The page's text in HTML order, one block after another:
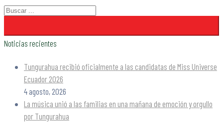
Noticias recientes
Tungurahua recibió oficialmente a las candidatas de Miss Universe
Ecuador 2026
4 agosto, 2026
La música unió a las familias en una mañana de emoción y orgullo
por Tungurahua